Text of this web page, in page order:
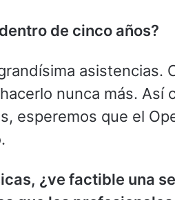
de cinco años?
asistencias.
nunca más. Así
esperemos que el
¿ve factible una